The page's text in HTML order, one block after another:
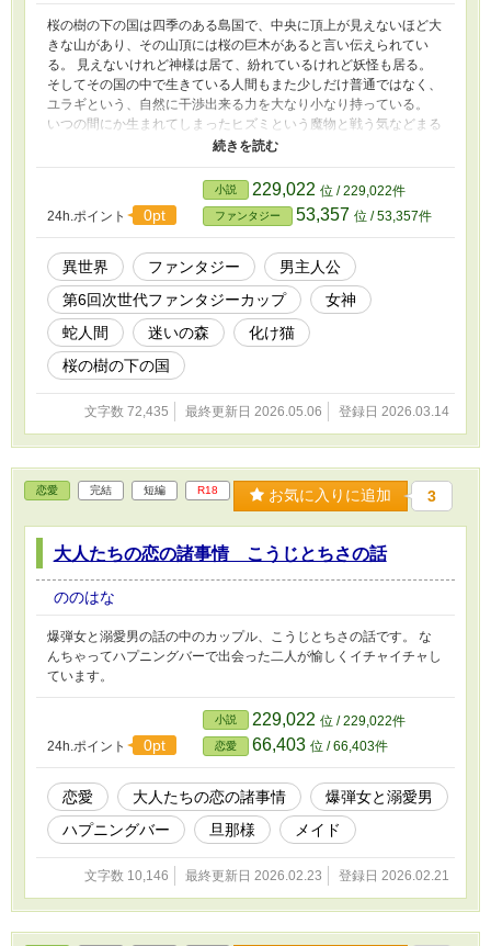
桜の樹の下の国は四季のある島国で、中央に頂上が見えないほど大
きな山があり、その山頂には桜の巨木があると言い伝えられてい
る。 見えないけれど神様は居て、紛れているけれど妖怪も居る。
そしてその国の中で生きている人間もまた少しだけ普通ではなく、
ユラギという、自然に干渉出来る力を大なり小なり持っている。
いつの間にか生まれてしまったヒズミという魔物と戦う気などまる
で無かった少年、ダマスクとオンジが巻き込まれながらも仲間たち
24h.ポイント 0pt
小説 229,022 位 / 229,022件
ファンタジー 53,357 位 / 53,357件
異世界 ファンタジー
男主人公
第6回次世代ファンタジーカップ
女神
蛇人間
迷いの森
化け猫
桜の樹の下の国
文字数 72,435 最終更新日 2026.05.06 登録日 2026.03.14
恋愛 完結 短編 R18 お気に入りに追加 3
大人たちの恋の諸事情 こうじとちさの話
ののはな
爆弾女と溺愛男の話の中のカップル、こうじとちさの話です。 な
んちゃってハプニングバーで出会った二人が愉しくイチャイチャし
ています。
24h.ポイント 0pt
小説 229,022 位 / 229,022件
恋愛 66,403 位 / 66,403件
恋愛 大人たちの恋の諸事情
爆弾女と溺愛男
ハプニングバー
旦那様 メイド
文字数 10,146 最終更新日 2026.02.23 登録日 2026.02.21